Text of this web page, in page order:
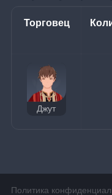
Торговец
Джут
Политика